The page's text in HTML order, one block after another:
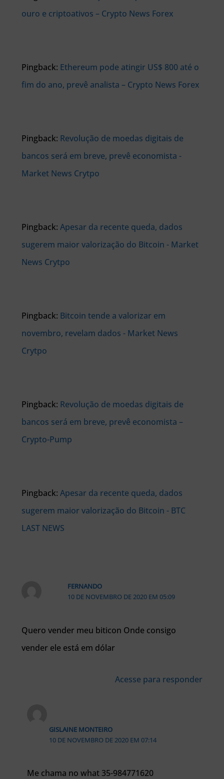
ouro e criptoativos – Crypto News Forex
Pingback: Ethereum pode atingir US$ 800 até o
fim do ano, prevê analista – Crypto News Forex
Pingback: Revolução de moedas digitais de
bancos será em breve, prevê economista -
Market News Crytpo
Pingback: Apesar da recente queda, dados
sugerem maior valorização do Bitcoin - Market
News Crytpo
Pingback: Bitcoin tende a valorizar em
novembro, revelam dados - Market News
Crytpo
Pingback: Revolução de moedas digitais de
bancos será em breve, prevê economista –
Crypto-Pump
Pingback: Apesar da recente queda, dados
sugerem maior valorização do Bitcoin - BTC
LAST NEWS
FERNANDO
10 DE NOVEMBRO DE 2020 EM 05:09
Quero vender meu biticon Onde consigo
vender ele está em dólar
Acesse para responder
GISLAINE MONTEIRO
10 DE NOVEMBRO DE 2020 EM 07:14
Me chama no what 35-984771620